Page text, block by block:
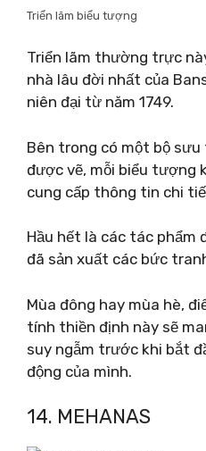
Triển lãm biểu tượng
Triển lãm thường trực
nhà lâu đời nhất của
niên đại từ năm 1749.
Bên trong có một bộ
được vẽ, mỗi biểu tượng
cung cấp thông tin chi
Hầu hết là các tác phẩm
đã sản xuất các bức
Mùa đông hay mùa hè,
tính thiền định này sẽ
suy ngẫm trước khi bắt
động của mình.
14. MEHANAS